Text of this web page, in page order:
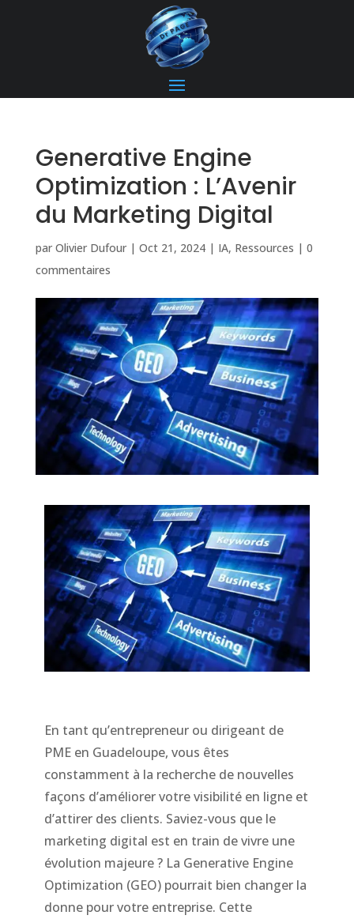
Generative Engine
Optimization : L’Avenir
du Marketing Digital
par Olivier Dufour| Oct 21, 2024| IA, Ressources | 0
commentaires
En tant qu’entrepreneur ou dirigeant de
PME en Guadeloupe, vous êtes
constamment à la recherche de nouvelles
façons d’améliorer votre visibilité en ligne et
d’attirer des clients. Saviez-vous que le
marketing digital est en train de vivre une
évolution majeure ? La Generative Engine
Optimization (GEO) pourrait bien changer la
donne pour votre entreprise. Cette